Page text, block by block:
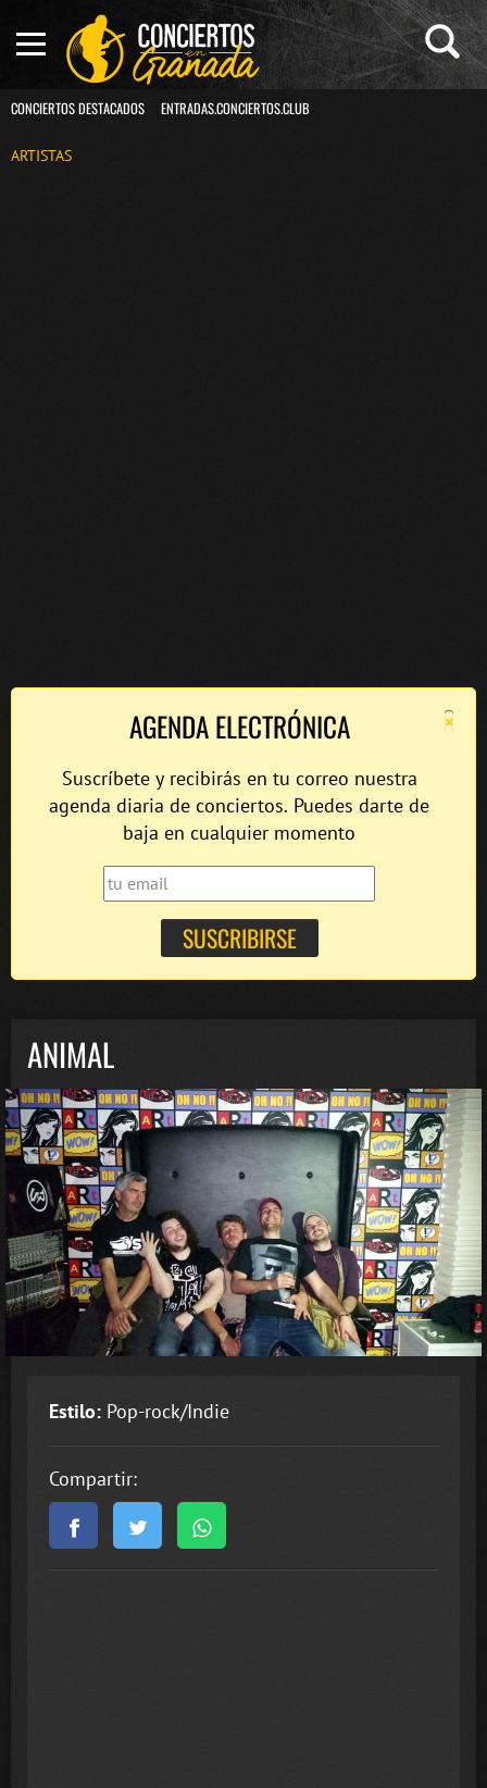
CONCIERTOS DESTACADOS ENTRADAS.CONCIERTOS.CLUB
ARTISTAS
×
AGENDA ELECTRÓNICA
Suscríbete y recibirás en tu correo nuestra
agenda diaria de conciertos. Puedes darte de
baja en cualquier momento
ANIMAL
Estilo: Pop-rock/Indie
Compartir: